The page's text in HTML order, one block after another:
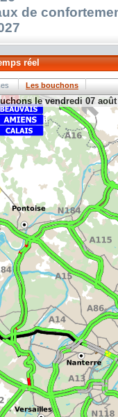
de
réel
Les bouchons
le vendredi 07 août